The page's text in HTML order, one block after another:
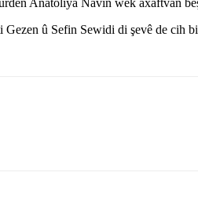
û Sefin Sewidi di şevê de cih